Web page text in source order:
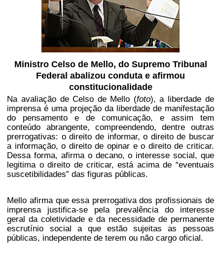
Ministro Celso de Mello, do Supremo Tribunal
Federal abalizou conduta e afirmou
constitucionalidade
Na avaliação de Celso de Mello (foto), a liberdade de
imprensa é uma projeção da liberdade de manifestação
do pensamento e de comunicação, e assim tem
conteúdo abrangente, compreendendo, dentre outras
prerrogativas: o direito de informar, o direito de buscar
a informação, o direito de opinar e o direito de criticar.
Dessa forma, afirma o decano, o interesse social, que
legitima o direito de criticar, está acima de “eventuais
suscetibilidades” das figuras públicas.
Mello afirma que essa prerrogativa dos profissionais de
imprensa justifica-se pela prevalência do interesse
geral da coletividade e da necessidade de permanente
escrutínio social a que estão sujeitas as pessoas
públicas, independente de terem ou não cargo oficial.